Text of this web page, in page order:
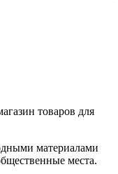
товаров для
материалами
места.